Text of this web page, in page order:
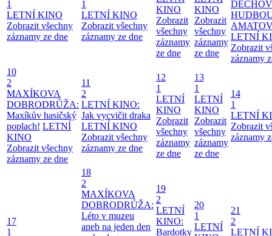
1
LETNÍ KINO
Zobrazit všechny
záznamy ze dne
1
LETNÍ KINO
Zobrazit všechny
záznamy ze dne
KINO
Zobrazit
všechny
záznamy
ze dne
KINO
Zobrazit
všechny
záznamy
ze dne
LETNÍ
Zobrazit
záznamy
10
2
MAXÍKOVA
DOBRODRŮŽA:
Maxíkův hasičský
poplach! LETNÍ
KINO
Zobrazit všechny
záznamy ze dne
11
2
LETNÍ KINO:
Jak vycvičit draka
LETNÍ KINO
Zobrazit všechny
záznamy ze dne
12
1
LETNÍ
KINO
Zobrazit
všechny
záznamy
ze dne
13
1
LETNÍ
KINO
Zobrazit
všechny
záznamy
ze dne
14
1
LETNÍ
Zobrazit
záznamy
17
1
18
2
MAXÍKOVA
DOBRODRŮŽA:
Léto v muzeu
aneb na jeden den
19
2
LETNÍ
KINO:
Bardotky
20
1
LETNÍ
21
2
LETNÍ